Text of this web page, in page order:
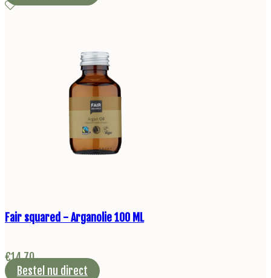
Fair squared - Arganolie 100 ML
€14,70
Bestel nu direct